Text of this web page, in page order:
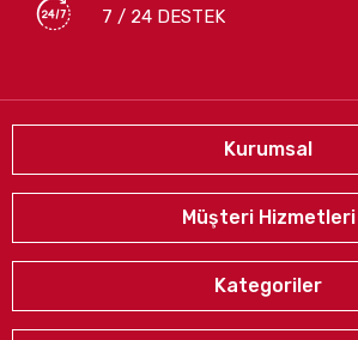
7 / 24 DESTEK
Kurumsal
Müşteri Hizmetleri
Kategoriler